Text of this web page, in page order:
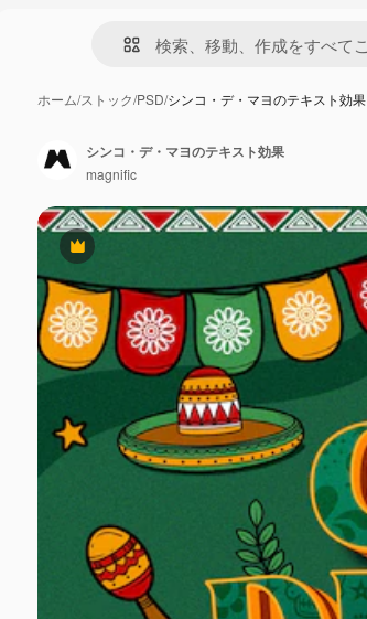
ホーム/ストック/PSD/シンコ・デ・マヨのテキスト効果
Premium
シンコ・デ・マヨのテキスト効果
magnific